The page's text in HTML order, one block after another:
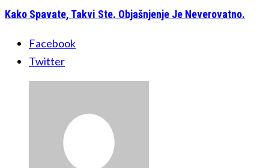
Kako Spavate, Takvi Ste. Objašnjenje Je Neverovatno.
Facebook
Twitter